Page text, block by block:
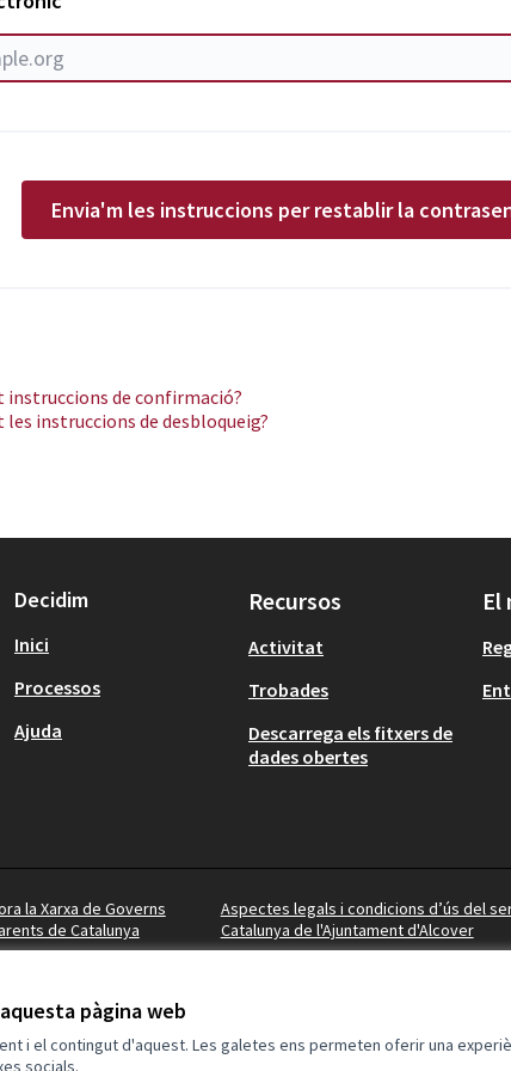
pàgina web
i el contingut d'aquest. Les galetes ens permeten oferir una
socials.
Envia'm les instruccions per restablir la
instruccions de confirmació?
les instruccions de desbloqueig?
Decidim
Inici
Processos
Ajuda
Recursos
Activitat
Trobades
Descarrega els fitxers de
dades obertes
El
la Xarxa de Governs
de Catalunya
Aspectes legals i condicions d’ús del
Catalunya de l'Ajuntament d'Alcover